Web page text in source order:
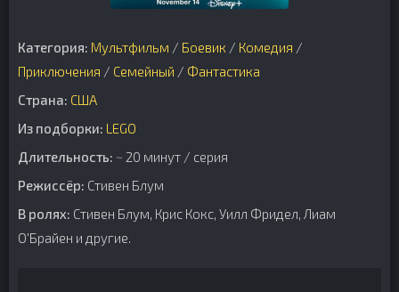
Категория: Мультфильм / Боевик / Комедия /
Приключения / Семейный / Фантастика
Страна: США
Из подборки: LEGO
Длительность: ~ 20 минут / серия
Режиссёр: Стивен Блум
В ролях: Стивен Блум, Крис Кокс, Уилл Фридел, Лиам
О'Брайен и другие.